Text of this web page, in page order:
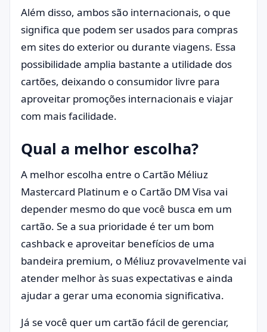
Além disso, ambos são internacionais, o que
significa que podem ser usados para compras
em sites do exterior ou durante viagens. Essa
possibilidade amplia bastante a utilidade dos
cartões, deixando o consumidor livre para
aproveitar promoções internacionais e viajar
com mais facilidade.
Qual a melhor escolha?
A melhor escolha entre o Cartão Méliuz
Mastercard Platinum e o Cartão DM Visa vai
depender mesmo do que você busca em um
cartão. Se a sua prioridade é ter um bom
cashback e aproveitar benefícios de uma
bandeira premium, o Méliuz provavelmente vai
atender melhor às suas expectativas e ainda
ajudar a gerar uma economia significativa.
Já se você quer um cartão fácil de gerenciar,